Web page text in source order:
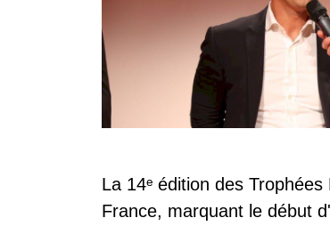
La 14ᵉ édition des
France, marquant le début